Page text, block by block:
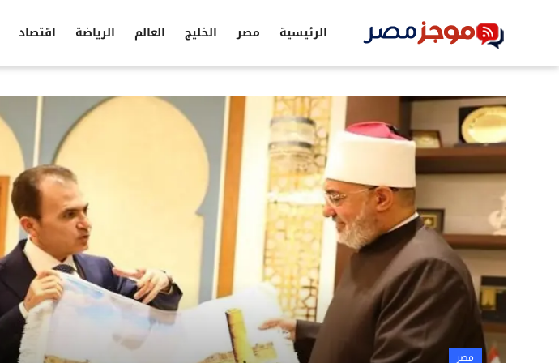
الرئيسية مصر الخليج العالم الرياضة اقتصاد
الرئيسية
تكنولوجيا
مصر